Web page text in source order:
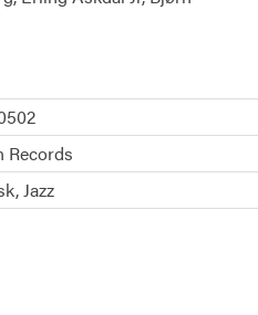
Records
Jazz